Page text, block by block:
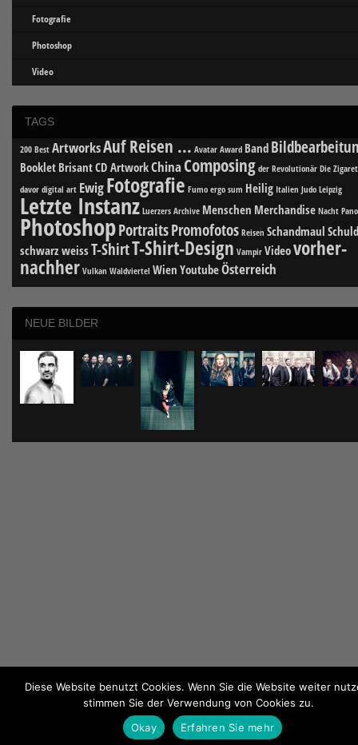
Fotografie
Photoshop
Video
TAGS
200 Best ArtworksAuf Reisen ... Avatar Award Band
Booklet BrisantCD ArtworkChinaComposing der Revolutionär Die
davor digital art EwigFotografie Fumo ergo sum Heilig Italien Judo Leipzig
Letzte Instanz Luerzers Archive Menschen Merchandise Nacht
PhotoshopPortraitsPromofotos Reisen Schandmaul
schwarz weissT-ShirtT-Shirt-Design Vampir Videovorher-
nachher Vulkan Waldviertel Wien YoutubeÖsterreich
NEUE BILDER
KONTAKT / DATENSCHUTZ
IMPRESSUM
COPYRIGHT © 2018 ANDRAJ SONNENKALB
Diese Website benutzt Cookies. Wenn Sie die Website weiter
stimmen Sie der Verwendung von Cookies zu.
Okay
Erfahren Sie mehr